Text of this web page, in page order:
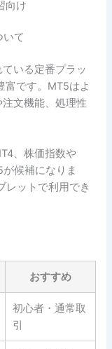
向け
て
いる定番プラッ
富です。MT5はよ
文機能、処理性
、株価指数や
候補になりま
レットで利用でき
おすすめ
初心者・通常取
引